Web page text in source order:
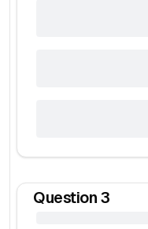
Question 3